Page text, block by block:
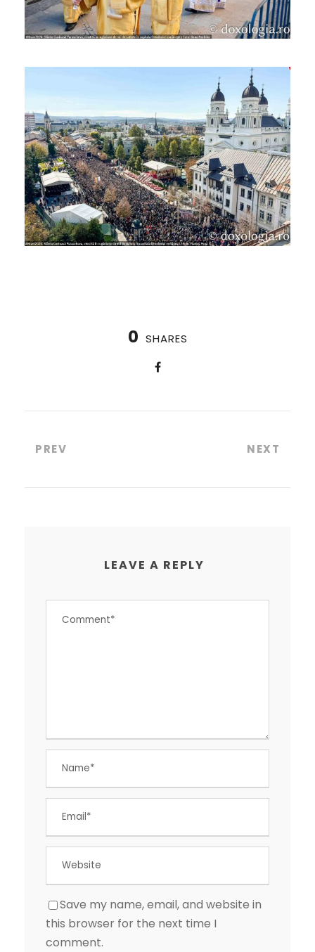
0 SHARES
PREV NEXT
LEAVE A REPLY
Save my name, email, and website in
this browser for the next time I
comment.